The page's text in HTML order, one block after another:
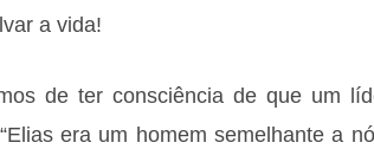
a vida!
de ter consciência de que um
era um homem semelhante a